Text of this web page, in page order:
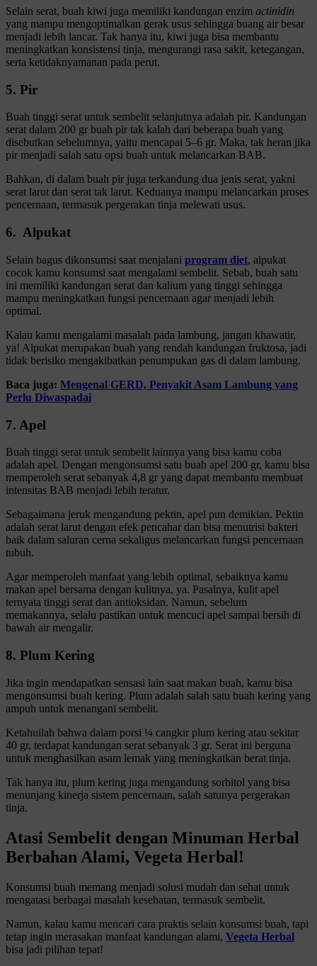
Selain serat, buah kiwi juga memiliki kandungan enzim actinidin
yang mampu mengoptimalkan gerak usus sehingga buang air besar
menjadi lebih lancar. Tak hanya itu, kiwi juga bisa membantu
meningkatkan konsistensi tinja, mengurangi rasa sakit, ketegangan,
serta ketidaknyamanan pada perut.
5. Pir
Buah tinggi serat untuk sembelit selanjutnya adalah pir. Kandungan
serat dalam 200 gr buah pir tak kalah dari beberapa buah yang
disebutkan sebelumnya, yaitu mencapai 5–6 gr. Maka, tak heran jika
pir menjadi salah satu opsi buah untuk melancarkan BAB.
Bahkan, di dalam buah pir juga terkandung dua jenis serat, yakni
serat larut dan serat tak larut. Keduanya mampu melancarkan proses
pencernaan, termasuk pergerakan tinja melewati usus.
6. Alpukat
Selain bagus dikonsumsi saat menjalani program diet, alpukat
cocok kamu konsumsi saat mengalami sembelit. Sebab, buah satu
ini memiliki kandungan serat dan kalium yang tinggi sehingga
mampu meningkatkan fungsi pencernaan agar menjadi lebih
optimal.
Kalau kamu mengalami masalah pada lambung, jangan khawatir,
ya! Alpukat merupakan buah yang rendah kandungan fruktosa, jadi
tidak berisiko mengakibatkan penumpukan gas di dalam lambung.
Baca juga: Mengenal GERD, Penyakit Asam Lambung yang
Perlu Diwaspadai
7. Apel
Buah tinggi serat untuk sembelit lainnya yang bisa kamu coba
adalah apel. Dengan mengonsumsi satu buah apel 200 gr, kamu bisa
memperoleh serat sebanyak 4,8 gr yang dapat membantu membuat
intensitas BAB menjadi lebih teratur.
Sebagaimana jeruk mengandung pektin, apel pun demikian. Pektin
adalah serat larut dengan efek pencahar dan bisa menutrisi bakteri
baik dalam saluran cerna sekaligus melancarkan fungsi pencernaan
tubuh.
Agar memperoleh manfaat yang lebih optimal, sebaiknya kamu
makan apel bersama dengan kulitnya, ya. Pasalnya, kulit apel
ternyata tinggi serat dan antioksidan. Namun, sebelum
memakannya, selalu pastikan untuk mencuci apel sampai bersih di
bawah air mengalir.
8. Plum Kering
Jika ingin mendapatkan sensasi lain saat makan buah, kamu bisa
mengonsumsi buah kering. Plum adalah salah satu buah kering yang
ampuh untuk menangani sembelit.
Ketahuilah bahwa dalam porsi ¼ cangkir plum kering atau sekitar
40 gr, terdapat kandungan serat sebanyak 3 gr. Serat ini berguna
untuk menghasilkan asam lemak yang meningkatkan berat tinja.
Tak hanya itu, plum kering juga mengandung sorbitol yang bisa
menunjang kinerja sistem pencernaan, salah satunya pergerakan
tinja.
Atasi Sembelit dengan Minuman Herbal
Berbahan Alami, Vegeta Herbal!
Konsumsi buah memang menjadi solusi mudah dan sehat untuk
mengatasi berbagai masalah kesehatan, termasuk sembelit.
Namun, kalau kamu mencari cara praktis selain konsumsi buah, tapi
tetap ingin merasakan manfaat kandungan alami, Vegeta Herbal
bisa jadi pilihan tepat!